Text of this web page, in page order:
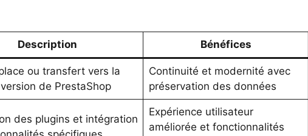
Description Bénéfices
ou transfert vers la
de PrestaShop
Continuité et modernité avec
préservation des données
des plugins et intégration
Expérience utilisateur
améliorée et fonctionnalités